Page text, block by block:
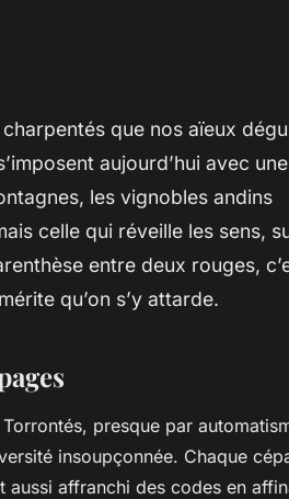
que nos aïeux
aujourd’hui avec une
les vignobles andins
celle qui réveille les sens,
entre deux rouges,
qu’on s’y attarde.
presque par
insoupçonnée. Chaque
aussi affranchi des codes en